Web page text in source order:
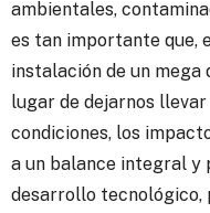
ambientales,
es tan importante que,
instalación de un
lugar de dejarnos
condiciones, los
a un balance integral y
desarrollo tecnológico,